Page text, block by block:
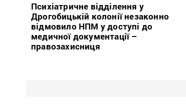
Психіатричне відділення у
Дрогобицькій колонії незаконно
відмовило НПМ у доступі до
медичної документації –
правозахисниця